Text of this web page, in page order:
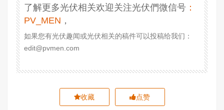
了解更多光伏相关欢迎关注光伏們微信号 ：
PV_MEN ，
如果您有光伏趣闻或光伏相关的稿件可以投稿给我们：
edit@pvmen.com
收藏 点赞